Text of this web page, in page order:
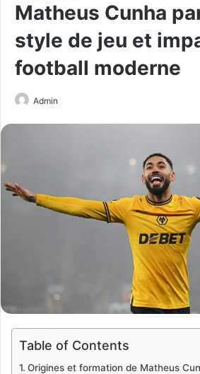
Matheus Cunha
style de jeu et
football moderne
Admin
Table of Contents
Origines et formation de Matheus